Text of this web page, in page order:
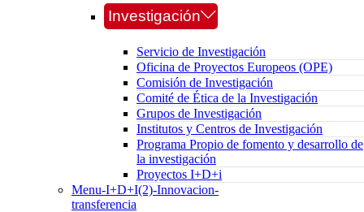
Investigación
Servicio de Investigación
Oficina de Proyectos Europeos (OPE)
Comisión de Investigación
Comité de Ética de la Investigación
Grupos de Investigación
Institutos y Centros de Investigación
Programa Propio de fomento y desarrollo de
la investigación
Proyectos I+D+i
Menu-I+D+I(2)-Innovacion-
transferencia